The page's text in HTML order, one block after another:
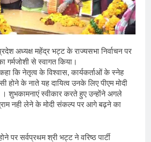
अध्यक्ष महेंद्र भट्ट के राज्यसभा निर्वाचन पर
गर्मजोशी से स्वागत किया।
कि नेतृत्व के विश्वास, कार्यकर्ताओं के स्नेह
होने के नाते यह दायित्व उनके लिए पीएम मोदी
। शुभकामनाएं स्वीकार करते हुए उन्होंने अगले
नही लेने के मोदी संकल्प पर आगे बढ़ने का
होने पर सर्वप्रथम श्री भट्ट ने वरिष्ठ पार्टी